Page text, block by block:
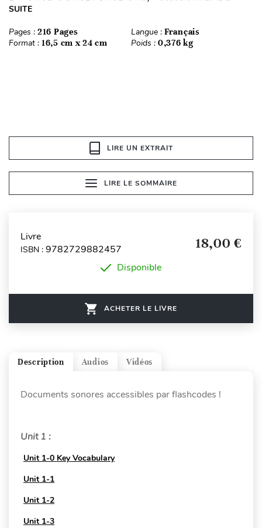
SUITE
Pages : 216 Pages Langue : Français
Format : 16,5 cm x 24 cm Poids : 0,376 kg
LIRE UN EXTRAIT
LIRE LE SOMMAIRE
Livre
ISBN : 9782729882457 18,00 €
Disponible
ACHETER LE LIVRE
Vidéos
Audios
Description
Documents sonores accessibles par flashcodes !
Unit 1 :
Unit 1-0 Key Vocabulary
Unit 1-1
Unit 1-2
Unit 1-3